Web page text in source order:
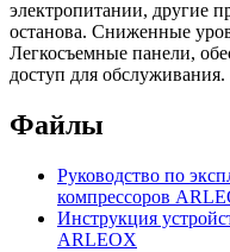
электропитании, другие
останова. Сниженные
Легкосъемные панели,
доступ для обслуживания.
Файлы
Руководство по
компрессоров
Инструкция
ARLEOX